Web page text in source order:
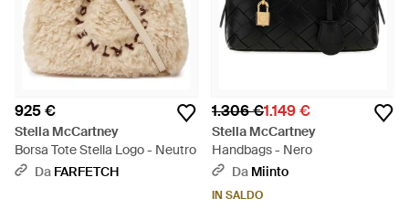
925 €
Stella McCartney
Borsa Tote Stella Logo - Neutro
Da FARFETCH
1.306 €1.149 €
Stella McCartney
Handbags - Nero
Da Miinto
IN SALDO